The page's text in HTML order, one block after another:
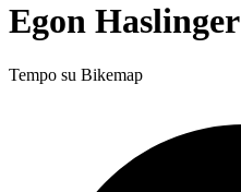
Egon Haslinger
Tempo su Bikemap